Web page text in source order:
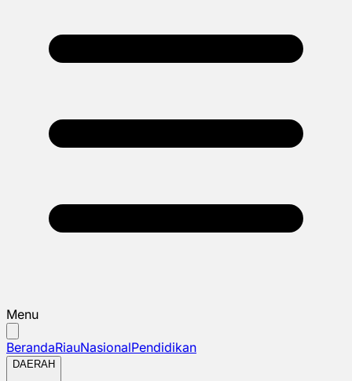
Menu
BerandaRiauNasionalPendidikan
DAERAH